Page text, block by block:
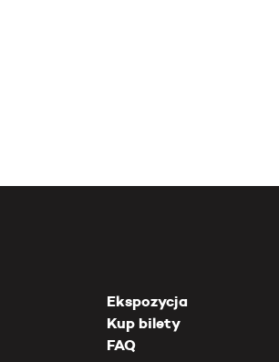
Ekspozycja
Kup bilety
FAQ